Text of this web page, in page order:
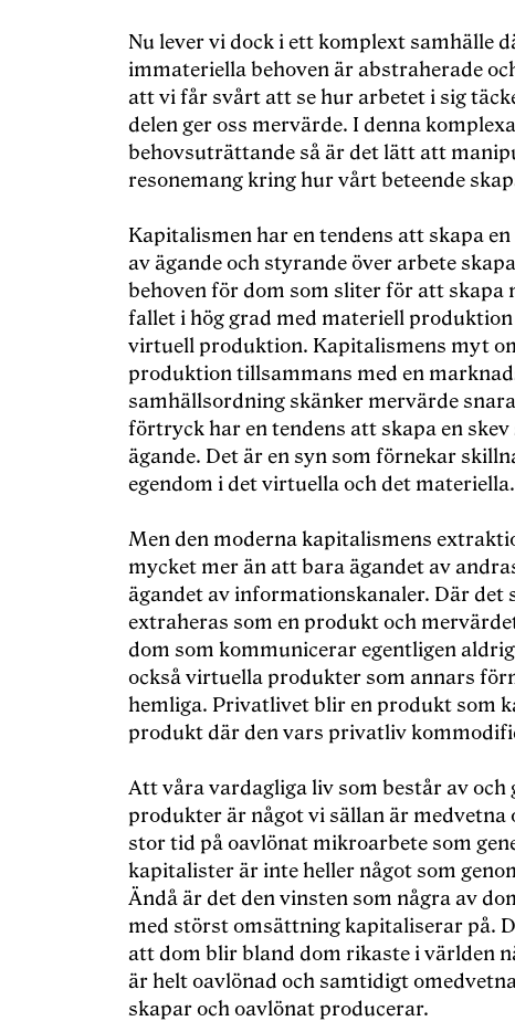
Nu lever vi dock i ett komplext samhälle
immateriella behoven är abstraherade
att vi får svårt att se hur arbetet i sig
delen ger oss mervärde. I denna
behovsuträttande så är det lätt att
resonemang kring hur vårt beteende
Kapitalismen har en tendens att skapa
av ägande och styrande över arbete
behoven för dom som sliter för att skapa
fallet i hög grad med materiell
virtuell produktion. Kapitalismens myt
produktion tillsammans med en
samhällsordning skänker mervärde
förtryck har en tendens att skapa en
ägande. Det är en syn som förnekar
egendom i det virtuella och det materiella.
Men den moderna kapitalismens
mycket mer än att bara ägandet av
ägandet av informationskanaler. Där det
extraheras som en produkt och
dom som kommunicerar egentligen
också virtuella produkter som annars
hemliga. Privatlivet blir en produkt som
produkt där den vars privatliv
Att våra vardagliga liv som består av
produkter är något vi sällan är medvetna
stor tid på oavlönat mikroarbete som
kapitalister är inte heller något som
Ändå är det den vinsten som några av
med störst omsättning kapitaliserar på.
att dom blir bland dom rikaste i världen
är helt oavlönad och samtidigt
skapar och oavlönat producerar.